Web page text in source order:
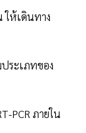
ให้เดินทาง
ระเภทของ
PCR ภายใน